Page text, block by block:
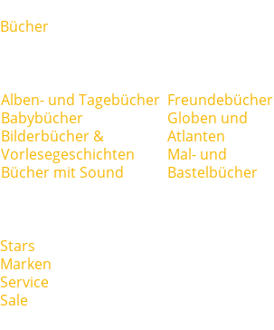
Bücher
Alben- und Tagebücher
Babybücher
Bilderbücher &
Vorlesegeschichten
Bücher mit Sound
Freundebücher
Globen und
Atlanten
Mal- und
Bastelbücher
Stars
Marken
Service
Sale